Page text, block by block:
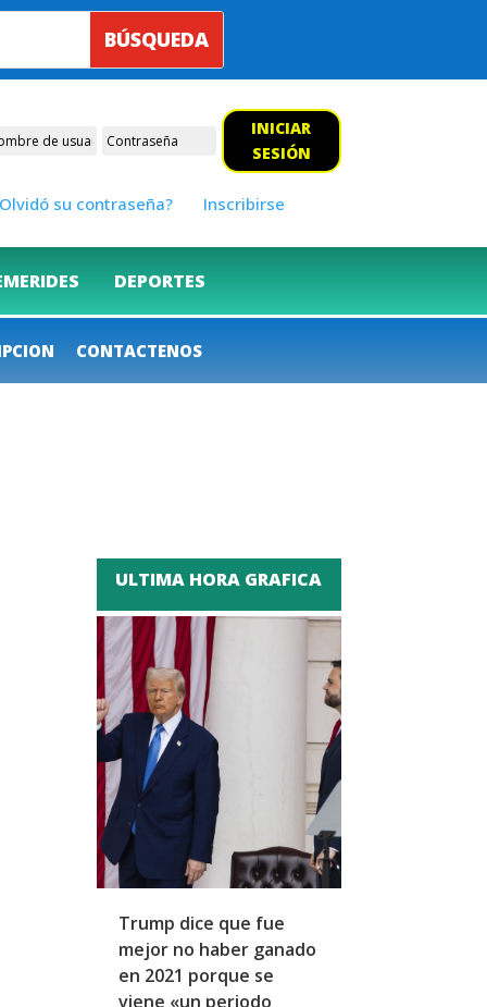
INICIAR
SESIÓN
su contraseña? Inscribirse
DEPORTES
CONTACTENOS
ULTIMA HORA GRAFICA
Trump dice que fue
mejor no haber ganado
en 2021 porque se
viene «un periodo